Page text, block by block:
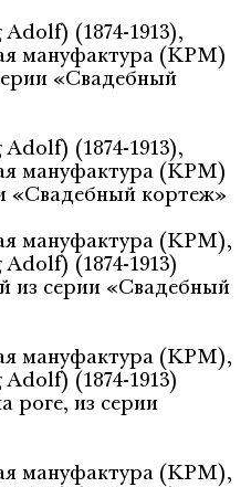
(1874-1913),
мануфактура (KPM)
«Свадебный
(1874-1913),
мануфактура (KPM)
«Свадебный кортеж»
мануфактура (KPM),
(1874-1913)
серии «Свадебный
мануфактура (KPM),
(1874-1913)
роге, из серии
мануфактура (KPM),